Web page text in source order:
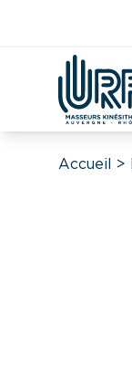
Covid
Accueil >